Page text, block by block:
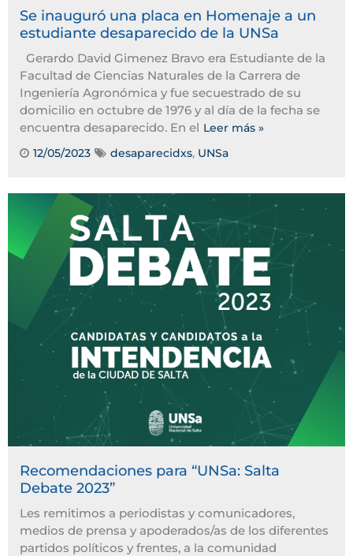
Se inauguró una placa en Homenaje a un
estudiante desaparecido de la UNSa
Gerardo David Gimenez Bravo era Estudiante de la
Facultad de Ciencias Naturales de la Carrera de
Ingeniería Agronómica y fue secuestrado de su
domicilio en octubre de 1976 y al día de la fecha se
encuentra desaparecido. En el Leer más »
12/05/2023
desaparecidxs, UNSa
Recomendaciones para “UNSa: Salta
Debate 2023”
Les remitimos a periodistas y comunicadores,
medios de prensa y apoderados/as de los diferentes
partidos políticos y frentes, a la comunidad
Tags: